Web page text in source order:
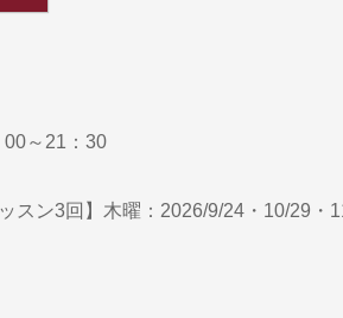
00～21：30
スン3回】木曜：2026/9/24・10/29・